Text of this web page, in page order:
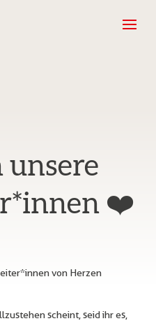
unsere
❤️
von Herzen
scheint, seid ihr es,